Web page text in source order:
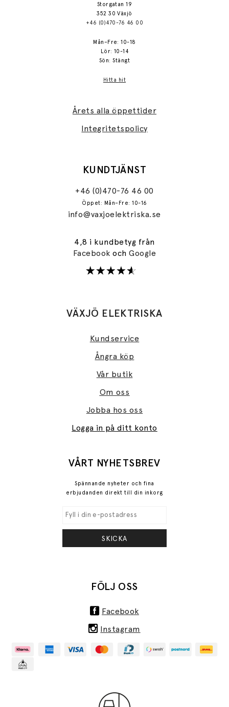
Storgatan 19
352 30 Växjö
+46 (0)470-76 46 00
Mån–Fre: 10-18
Lör: 10-14
Sön: Stängt
Hitta hit
Årets alla öppettider
Integritetspolicy
KUNDTJÄNST
+46 (0)470-76 46 00
Öppet: Mån–Fre: 10-16
info@vaxjoelektriska.se
4,8 i kundbetyg från
FacebookochGoogle
VÄXJÖ ELEKTRISKA
Kundservice
Ångra köp
Vår butik
Om oss
Jobba hos oss
Logga in på ditt konto
VÅRT NYHETSBREV
Spännande nyheter och fina
erbjudanden direkt till din inkorg
SKICKA
FÖLJ OSS
Facebook
Instagram